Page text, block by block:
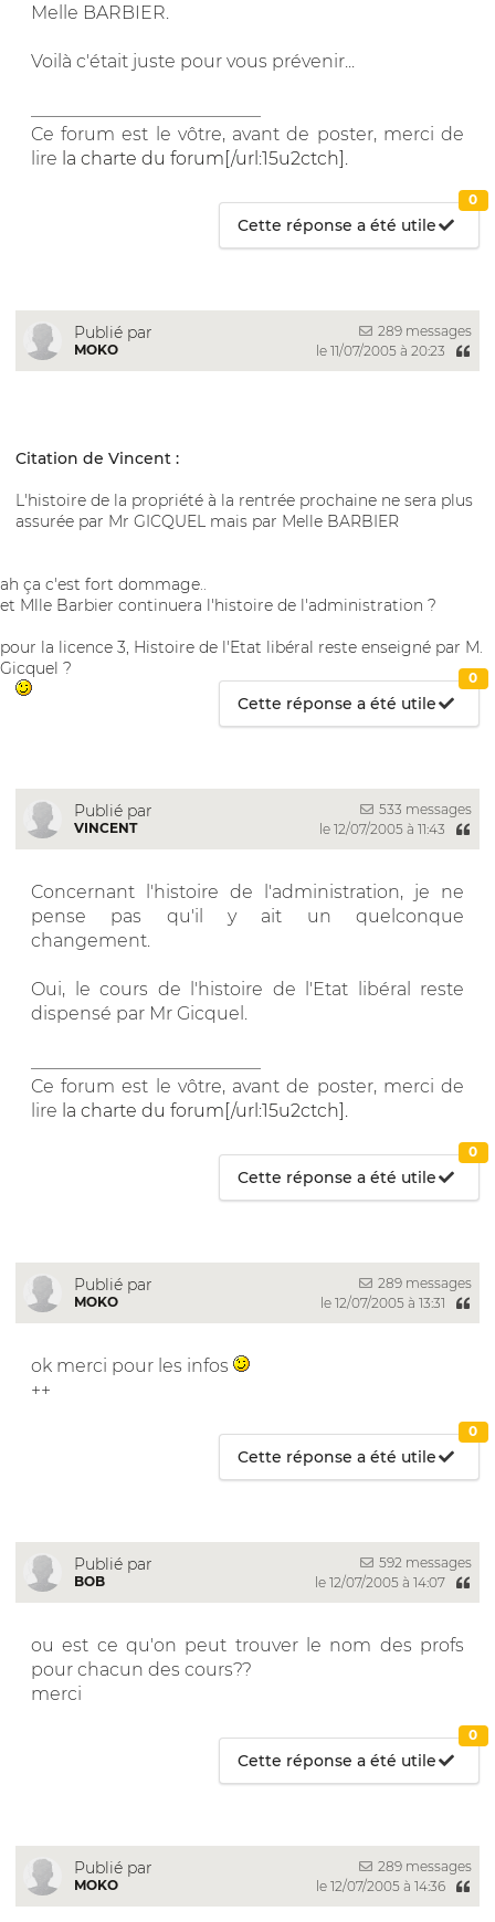
Melle BARBIER.
Voilà c'était juste pour vous prévenir...
Ce forum est le vôtre, avant de poster, merci de
lire la charte du forum[/url:15u2ctch].
Cette réponse a été utile
0
Publié par
MOKO
289 messages
le 11/07/2005 à 20:23
Citation de Vincent :
L'histoire de la propriété à la rentrée prochaine ne sera plus
assurée par Mr GICQUEL mais par Melle BARBIER
ah ça c'est fort dommage..
et Mlle Barbier continuera l'histoire de l'administration ?
pour la licence 3, Histoire de l'Etat libéral reste enseigné par M.
Gicquel ?
Cette réponse a été utile
0
Publié par
VINCENT
533 messages
le 12/07/2005 à 11:43
Concernant l'histoire de l'administration, je ne
pense pas qu'il y ait un quelconque
changement.
Oui, le cours de l'histoire de l'Etat libéral reste
dispensé par Mr Gicquel.
Ce forum est le vôtre, avant de poster, merci de
lire la charte du forum[/url:15u2ctch].
Cette réponse a été utile
0
Publié par
MOKO
289 messages
le 12/07/2005 à 13:31
ok merci pour les infos
++
Cette réponse a été utile
0
Publié par
BOB
592 messages
le 12/07/2005 à 14:07
ou est ce qu'on peut trouver le nom des profs
pour chacun des cours??
merci
Cette réponse a été utile
0
Publié par
MOKO
289 messages
le 12/07/2005 à 14:36